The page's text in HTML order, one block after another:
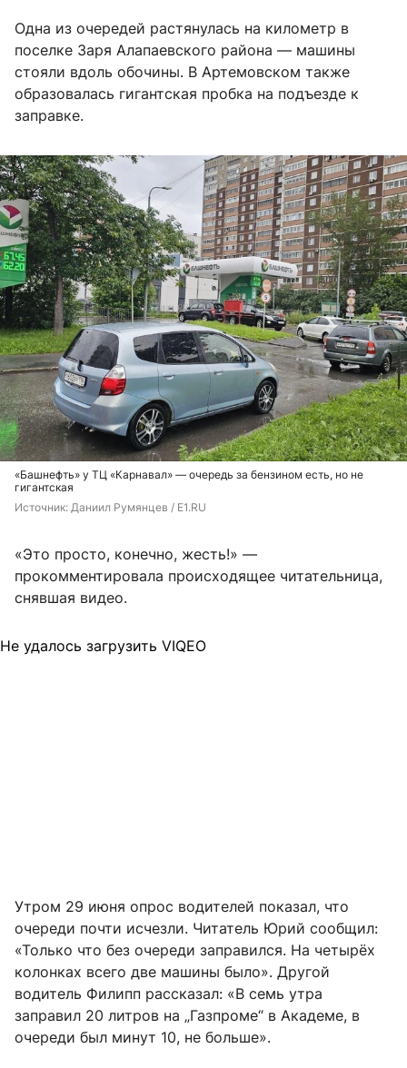
Одна из очередей растянулась на километр в
поселке Заря Алапаевского района — машины
стояли вдоль обочины. В Артемовском также
образовалась гигантская пробка на подъезде к
заправке.
«Башнефть» у ТЦ «Карнавал» — очередь за бензином есть, но не
гигантская
Источник: Даниил Румянцев / E1.RU
«Это просто, конечно, жесть!» —
прокомментировала происходящее читательница,
снявшая видео.
Не удалось загрузить VIQEO
Утром 29 июня опрос водителей показал, что
очереди почти исчезли. Читатель Юрий сообщил:
«Только что без очереди заправился. На четырёх
колонках всего две машины было». Другой
водитель Филипп рассказал: «В семь утра
заправил 20 литров на „Газпроме“ в Академе, в
очереди был минут 10, не больше».